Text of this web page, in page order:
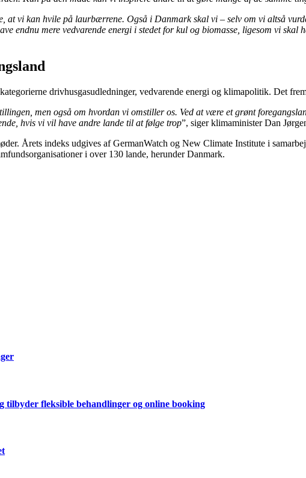
at vi kan hvile på laurbærrene. Også i Danmark skal vi – selv om vi altså
endnu mere vedvarende energi i stedet for kul og biomasse, ligesom vi
drivhusgasudledninger, vedvarende energi og klimapolitik. Det
men også om hvordan vi omstiller os. Ved at være et grønt
hvis vi vil have andre lande til at følge trop”, siger klimaminister Dan
Årets indeks udgives af GermanWatch og New Climate Institute i
i over 130 lande, herunder Danmark.
tilbyder fleksible behandlinger og online booking